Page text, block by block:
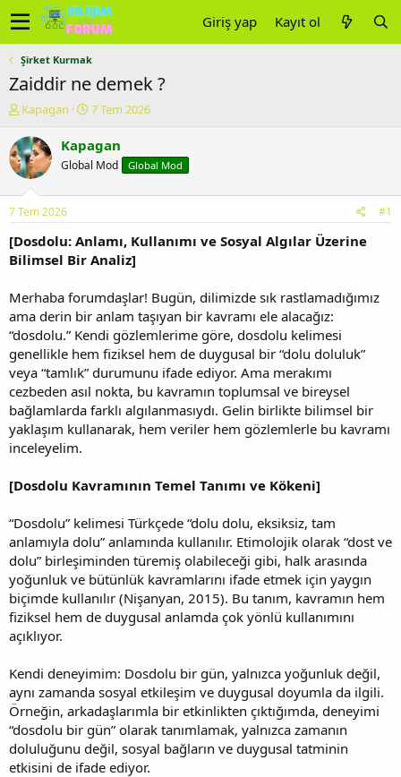
Giriş yap Kayıt ol
Şirket Kurmak
Zaiddir ne demek ?
K
n
u
y
b
a
ş
l
a
a
n
Kapagan
B
ş
l
a
ç
t
a
i
h
i
7 Tem 2026
Kapagan
Global Mod Global Mod
7 Tem 2026 #1
[Dosdolu: Anlamı, Kullanımı ve Sosyal Algılar Üzerine
Bilimsel Bir Analiz]
Merhaba forumdaşlar! Bugün, dilimizde sık rastlamadığımız
ama derin bir anlam taşıyan bir kavramı ele alacağız:
“dosdolu.” Kendi gözlemlerime göre, dosdolu kelimesi
genellikle hem fiziksel hem de duygusal bir “dolu doluluk”
veya “tamlık” durumunu ifade ediyor. Ama merakımı
cezbeden asıl nokta, bu kavramın toplumsal ve bireysel
bağlamlarda farklı algılanmasıydı. Gelin birlikte bilimsel bir
yaklaşım kullanarak, hem veriler hem gözlemlerle bu kavramı
inceleyelim.
[Dosdolu Kavramının Temel Tanımı ve Kökeni]
“Dosdolu” kelimesi Türkçede “dolu dolu, eksiksiz, tam
anlamıyla dolu” anlamında kullanılır. Etimolojik olarak “dost ve
dolu” birleşiminden türemiş olabileceği gibi, halk arasında
yoğunluk ve bütünlük kavramlarını ifade etmek için yaygın
biçimde kullanılır (Nişanyan, 2015). Bu tanım, kavramın hem
fiziksel hem de duygusal anlamda çok yönlü kullanımını
açıklıyor.
Kendi deneyimim: Dosdolu bir gün, yalnızca yoğunluk değil,
aynı zamanda sosyal etkileşim ve duygusal doyumla da ilgili.
Örneğin, arkadaşlarımla bir etkinlikten çıktığımda, deneyimi
“dosdolu bir gün” olarak tanımlamak, yalnızca zamanın
doluluğunu değil, sosyal bağların ve duygusal tatminin
etkisini de ifade ediyor.